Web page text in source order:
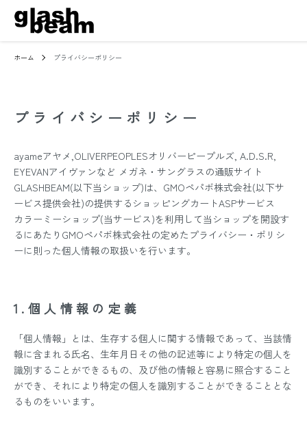
ホーム プライバシーポリシー
プライバシーポリシー
ayameアヤメ,OLIVERPEOPLESオリバーピープルズ, A.D.S.R,
EYEVANアイヴァンなど メガネ・サングラスの通販サイト
GLASHBEAM(以下当ショップ)は、 GMOペパボ株式会社(以下サ
ービス提供会社)の提供するショッピングカートASPサービス
カラーミーショップ(当サービス)を利用して当ショップを開設す
るにあたりGMOペパボ株式会社の定めた プライバシー・ポリシ
ーに則った個人情報の取扱いを行います。
1.個人情報の定義
「個人情報」とは、生存する個人に関する情報であって、当該情
報に含まれる氏名、生年月日その他の記述等により特定の個人を
識別することができるもの、及び他の情報と容易に照合すること
ができ、それにより特定の個人を識別することができることとな
るものをいいます。